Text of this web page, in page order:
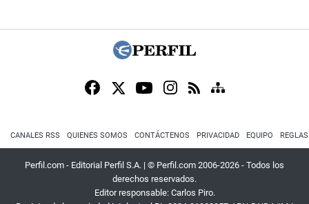
CANALES RSS QUIENES SOMOS CONTÁCTENOS PRIVACIDAD EQUIPO
Perfil.com - Editorial Perfil S.A. | © Perfil.com 2006-2026 - Todos los
derechos reservados.
Editor responsable: Carlos Piro.